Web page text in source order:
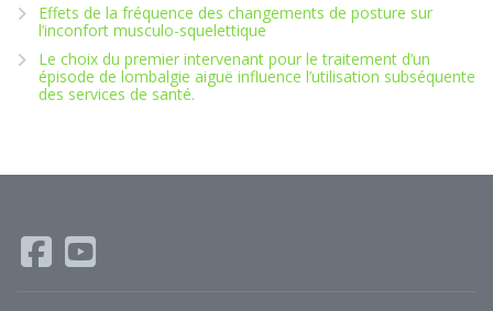
Effets de la fréquence des changements de posture sur
l’inconfort musculo-squelettique
Le choix du premier intervenant pour le traitement d’un
épisode de lombalgie aiguë influence l’utilisation subséquente
des services de santé.